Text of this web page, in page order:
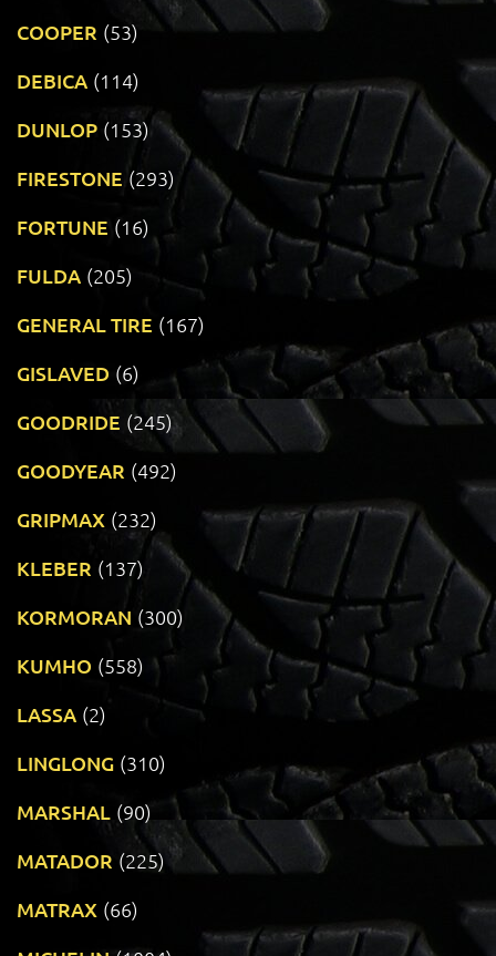
COOPER (53)
DEBICA (114)
DUNLOP (153)
FIRESTONE (293)
FORTUNE (16)
FULDA (205)
GENERAL TIRE (167)
GISLAVED (6)
GOODRIDE (245)
GOODYEAR (492)
GRIPMAX (232)
KLEBER (137)
KORMORAN (300)
KUMHO (558)
LASSA (2)
LINGLONG (310)
MARSHAL (90)
MATADOR (225)
MATRAX (66)